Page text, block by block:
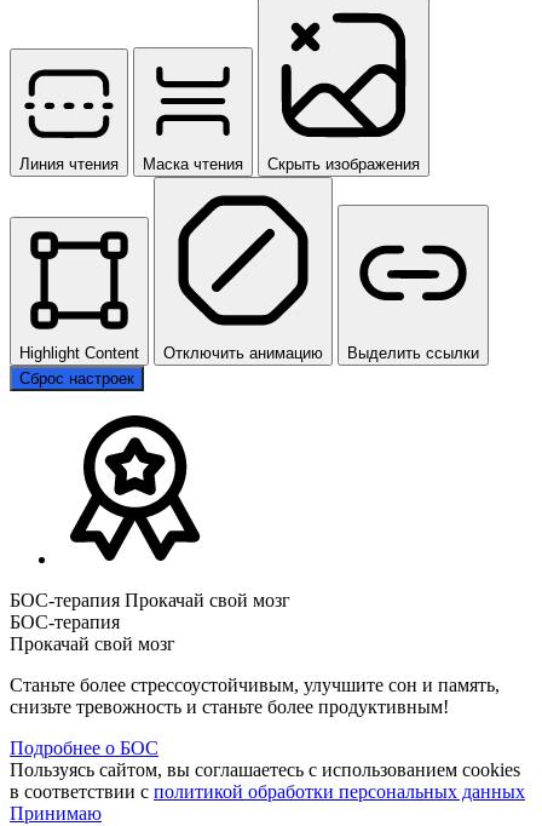
Линия чтения Маска чтения Скрыть изображения
Highlight Content Отключить анимацию
Выделить ссылки
Сброс настроек
БОС-терапия Прокачай свой мозг
БОС-терапия
Прокачай свой мозг
Станьте более стрессоустойчивым, улучшите сон и память,
снизьте тревожность и станьте более продуктивным!
Подробнее о БОС
Пользуясь сайтом, вы соглашаетесь с использованием cookies
в соответствии с политикой обработки персональных данных
Принимаю